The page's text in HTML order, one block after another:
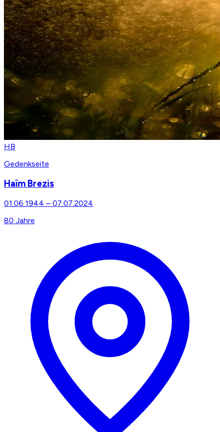
HB
Gedenkseite
Haïm Brezis
01.06.1944 – 07.07.2024
80 Jahre